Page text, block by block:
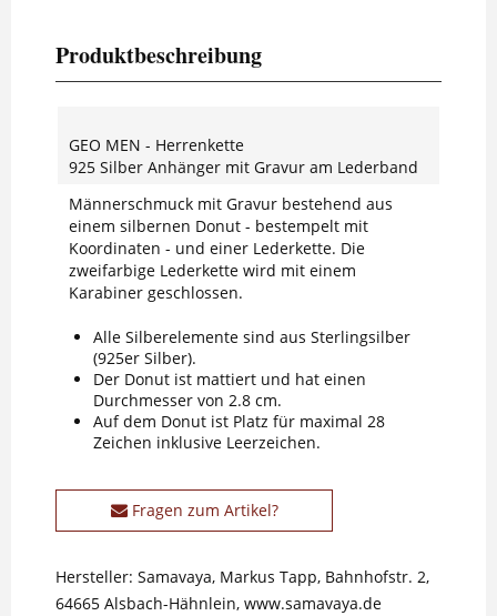
Produktbeschreibung
GEO MEN - Herrenkette
925 Silber Anhänger mit Gravur am Lederband
Männerschmuck mit Gravur bestehend aus
einem silbernen Donut - bestempelt mit
Koordinaten - und einer Lederkette. Die
zweifarbige Lederkette wird mit einem
Karabiner geschlossen.
Alle Silberelemente sind aus Sterlingsilber
(925er Silber).
Der Donut ist mattiert und hat einen
Durchmesser von 2.8 cm.
Auf dem Donut ist Platz für maximal 28
Zeichen inklusive Leerzeichen.
Fragen zum Artikel?
Hersteller: Samavaya, Markus Tapp, Bahnhofstr. 2,
64665 Alsbach-Hähnlein, www.samavaya.de